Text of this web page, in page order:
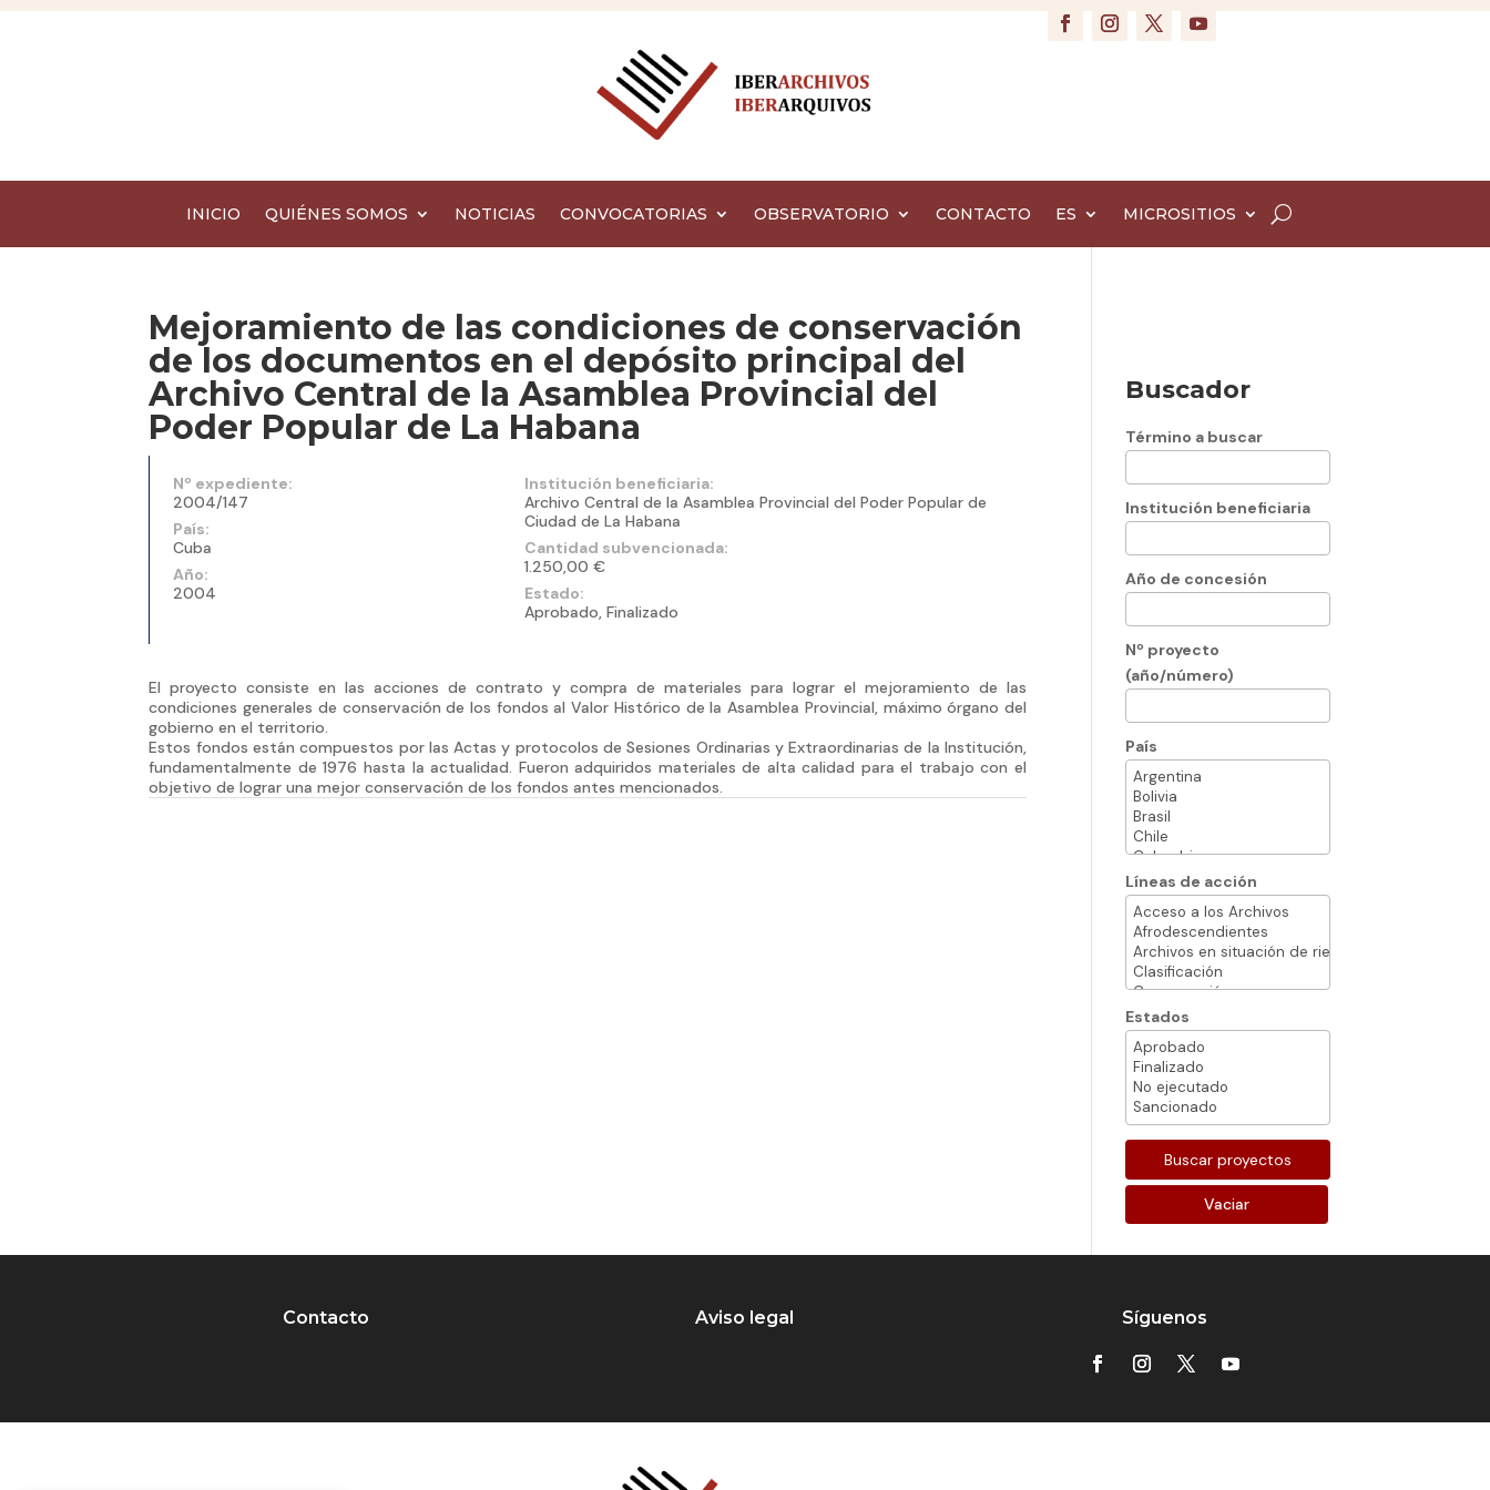
INICIO QUIÉNES SOMOS NOTICIAS CONVOCATORIAS OBSERVATORIO CONTACTO ES MICROSITIOS
Mejoramiento de las condiciones de conservación
de los documentos en el depósito principal del
Archivo Central de la Asamblea Provincial del
Poder Popular de La Habana
Nº expediente:
2004/147
País:
Cuba
Año:
2004
Institución beneficiaria:
Archivo Central de la Asamblea Provincial del Poder Popular de
Ciudad de La Habana
Cantidad subvencionada:
1.250,00 €
Estado:
Aprobado, Finalizado
El proyecto consiste en las acciones de contrato y compra de materiales para lograr el mejoramiento de las
condiciones generales de conservación de los fondos al Valor Histórico de la Asamblea Provincial, máximo órgano del
gobierno en el territorio.
Estos fondos están compuestos por las Actas y protocolos de Sesiones Ordinarias y Extraordinarias de la Institución,
fundamentalmente de 1976 hasta la actualidad. Fueron adquiridos materiales de alta calidad para el trabajo con el
objetivo de lograr una mejor conservación de los fondos antes mencionados.
Buscador
Término a buscar
Institución beneficiaria
Año de concesión
Nº proyecto
(año/número)
País
Líneas de acción
Estados
Vaciar
Contacto Aviso legal Síguenos